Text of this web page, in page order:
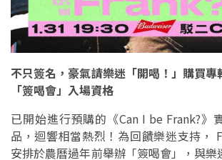
不只簽名，豪氣請樂迷「開喝！」購買
「簽喝會」入場資格
已開始進行預購的《Can I be Frank?》
品，迴響相當熱烈！為回饋樂迷支持，
安排於農曆過年前舉辦「簽喝會」，與